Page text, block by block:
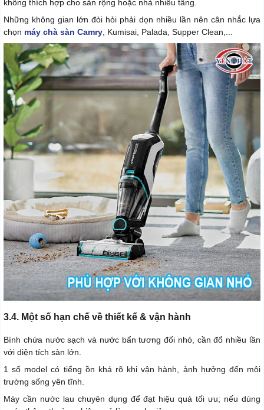
không thích hợp cho sàn rộng hoặc nhà nhiều tầng.
Những không gian lớn đòi hỏi phải dọn nhiều lần nên cân nhắc lựa
chọn máy chà sàn Camry , Kumisai, Palada, Supper Clean,...
3.4. Một số hạn chế về thiết kế & vận hành
Bình chứa nước sạch và nước bẩn tương đối nhỏ, cần đổ nhiều lần
với diện tích sàn lớn.
1 số model có tiếng ồn khá rõ khi vận hành, ảnh hưởng đến môi
trường sống yên tĩnh.
Máy cần nước lau chuyên dụng để đạt hiệu quả tối ưu; nếu dùng